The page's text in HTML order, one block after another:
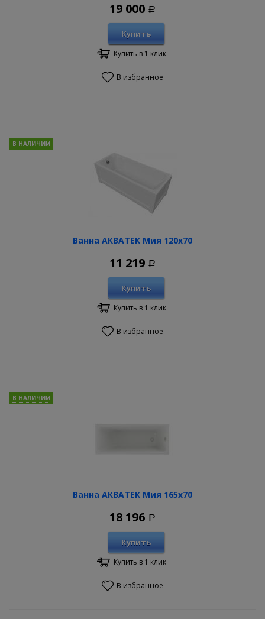
19 000 Р
Купить
Купить в 1 клик
В избранное
Ванна АКВАТЕК Мия 120х70
В НАЛИЧИИ
11 219 Р
Купить
Купить в 1 клик
В избранное
Ванна АКВАТЕК Мия 165х70
В НАЛИЧИИ
18 196 Р
Купить
Купить в 1 клик
В избранное